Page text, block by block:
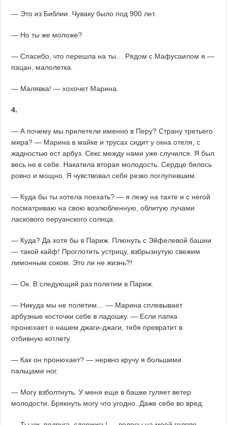
— Это из Библии. Чуваку было под 900 лет.
— Но ты же моложе?
— Спасибо, что перешла на ты… Рядом с Мафусаилом я —
пацан, малолетка.
— Малявка! — хохочет Марина.
4.
— А почему мы прилетели именно в Перу? Страну третьего
мира? — Марина в майке и трусах сидит у окна отеля, с
жадностью ест арбуз. Секс между нами уже случился. Я был
весь не в себе. Накатила вторая молодость. Сердце билось
ровно и мощно. Я чувствовал себя резко поглупевшим.
— Куда бы ты хотела поехать? — я лежу на тахте и с негой
посматриваю на свою возлюбленную, облитую лучами
ласкового перуанского солнца.
— Куда? Да хотя бы в Париж. Плюнуть с Эйфелевой башни
— такой кайф! Проглотить устрицу, взбрызнутую свежим
лимонным соком. Это ли не жизнь?!
— Ок. В следующий раз полетим в Париж.
— Никуда мы не полетим… — Марина сплевывает
арбузные косточки себе в ладошку. — Если папка
пронюхает о нашем джаги-джаги, тебя превратит в
отбивную котлету.
— Как он пронюхает? — нервно кручу я большими
пальцами ног.
— Могу взболтнуть. У меня еще в башке гуляет ветер
молодости. Брякнуть могу что угодно. Даже себе во вред.